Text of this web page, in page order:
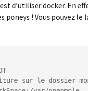
d’utiliser docker. En
! Vous pouvez le
sur le dossier